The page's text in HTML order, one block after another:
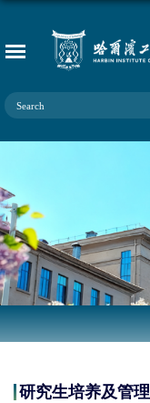
研究生培养及管理